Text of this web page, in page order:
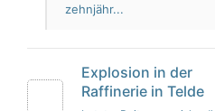
zehnjähr...
Explosion in der
Raffinerie in Telde